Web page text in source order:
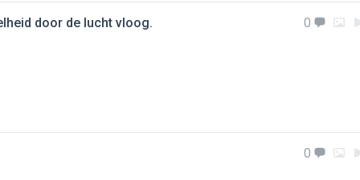
door de lucht vloog. 0
0